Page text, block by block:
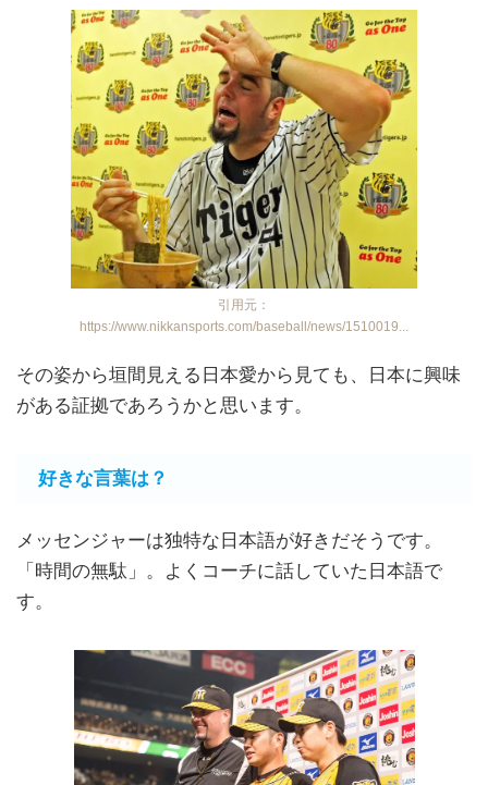
引用元：
https://www.nikkansports.com/baseball/news/1510019...
その姿から垣間見える日本愛から見ても、日本に興味
がある証拠であろうかと思います。
好きな言葉は？
メッセンジャーは独特な日本語が好きだそうです。
「時間の無駄」。よくコーチに話していた日本語で
す。